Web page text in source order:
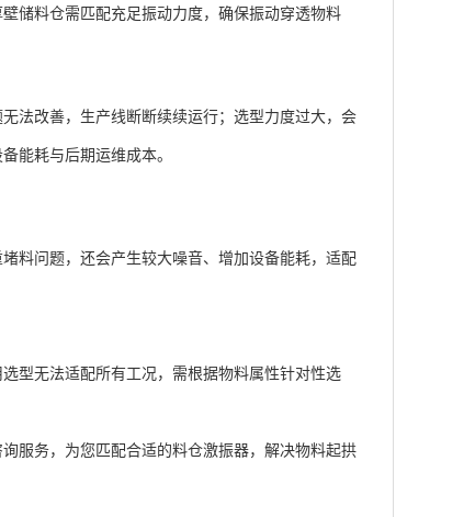
储料仓需匹配充足振动力度，确保振动穿透物料
法改善，生产线断断续续运行；选型力度过大，会
能耗与后期运维成本。
问题，还会产生较大噪音、增加设备能耗，适配
型无法适配所有工况，需根据物料属性针对性选
服务，为您匹配合适的料仓激振器，解决物料起拱